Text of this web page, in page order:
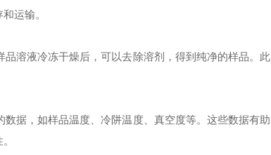
运输。
溶液冷冻干燥后，可以去除溶剂，得到纯净的样品。此
据，如样品温度、冷阱温度、真空度等。这些数据有助